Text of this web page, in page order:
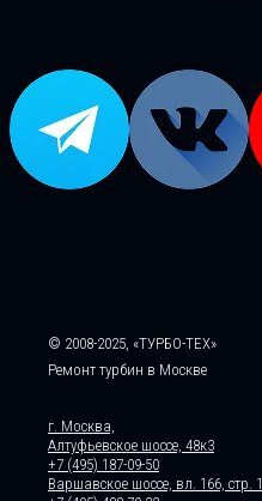
© 2008-2025, «ТУРБО-ТЕХ»
Ремонт турбин в Москве
г. Москва,
Алтуфьевское шоссе, 48к3
+7 (495) 187-09-50
Варшавское шоссе, вл. 166, стр. 1